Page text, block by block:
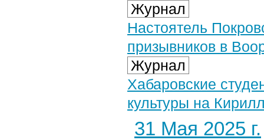
Журнал
Настоятель
призывников в
Журнал
Хабаровские
культуры на
31 Мая 2025 г.